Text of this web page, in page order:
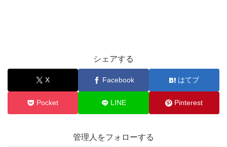
シェアする
X Facebook はてブ
Pocket LINE Pinterest
管理人をフォローする